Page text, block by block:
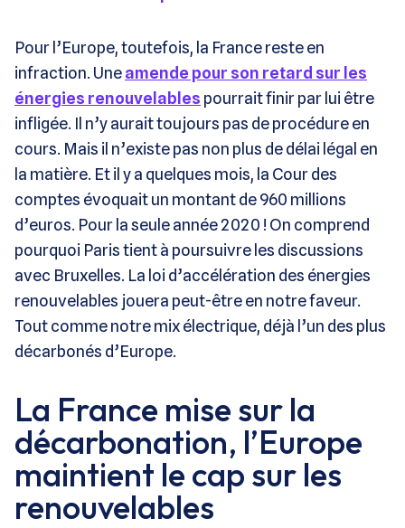
Pour l’Europe, toutefois, la France reste en
infraction. Uneamende pour son retard sur les
énergies renouvelables pourrait finir par lui être
infligée. Il n’y aurait toujours pas de procédure en
cours. Mais il n’existe pas non plus de délai légal en
la matière. Et il y a quelques mois, la Cour des
comptes évoquait un montant de 960 millions
d’euros. Pour la seule année 2020 ! On comprend
pourquoi Paris tient à poursuivre les discussions
avec Bruxelles. La loi d’accélération des énergies
renouvelables jouera peut-être en notre faveur.
Tout comme notre mix électrique, déjà l’un des plus
décarbonés d’Europe.
La France mise sur la
décarbonation, l’Europe
maintient le cap sur les
renouvelables